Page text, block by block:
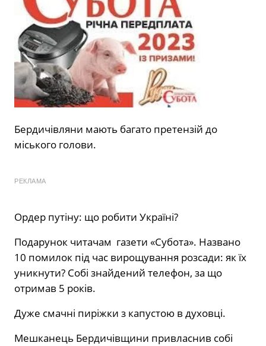
Бердичівляни мають багато претензій до
міського голови.
РЕКЛАМА
Ордер путіну: що робити Україні?
Подарунок читачам газети «Субота». Названо
10 помилок під час вирощування розсади: як їх
уникнути? Собі знайдений телефон, за що
отримав 5 років.
Дуже смачні пиріжки з капустою в духовці.
Мешканець Бердичівщини привласнив собі